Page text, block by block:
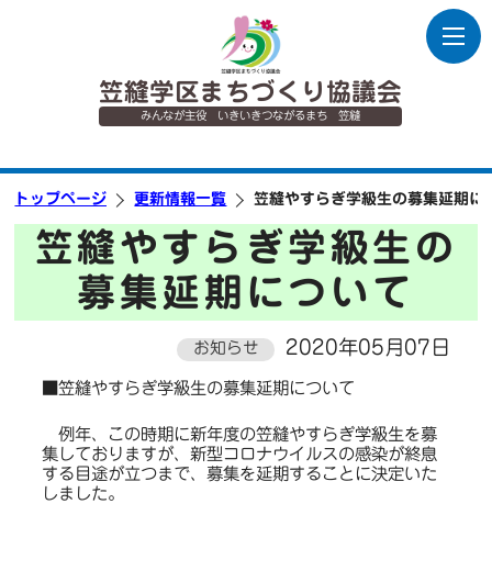
笠縫学区まちづくり協議会
みんなが主役 いきいきつながるまち 笠縫
トップページ 更新情報一覧 笠縫やすらぎ学級生の募集延期に
笠縫やすらぎ学級生の
募集延期について
お知らせ 2020年05月07日
■笠縫やすらぎ学級生の募集延期について
例年、この時期に新年度の笠縫やすらぎ学級生を募
集しておりますが、新型コロナウイルスの感染が終息
する目途が立つまで、募集を延期することに決定いた
しました。